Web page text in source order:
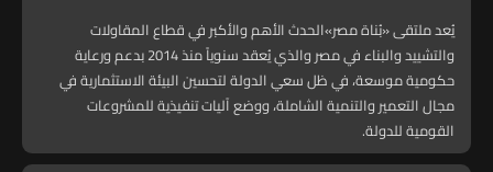
يُعد ملتقى «بُناة مصر»الحدث الأهم والأكبر في قطاع المقاولات
والتشييد والبناء في مصر والذي يُعقد سنوياً منذ 2014 بدعم ورعاية
حكومية موسعة، في ظل سعي الدولة لتحسين البيئة الاستثمارية في
مجال التعمير والتنمية الشاملة، ووضع آليات تنفيذية للمشروعات
القومية للدولة.